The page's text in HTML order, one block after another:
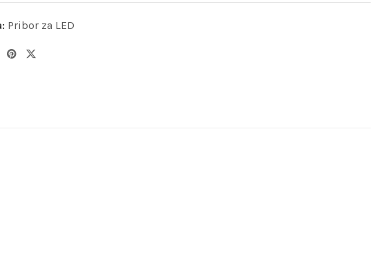
Pribor za LED